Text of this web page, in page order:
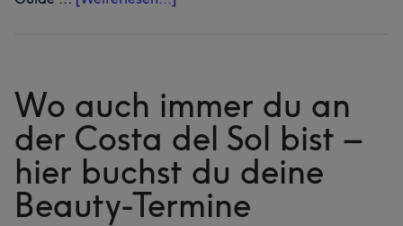
mehr:
Wo
du
auf
den
Wo auch immer du an
der Costa del Sol bist –
hier buchst du deine
Beauty-Termine